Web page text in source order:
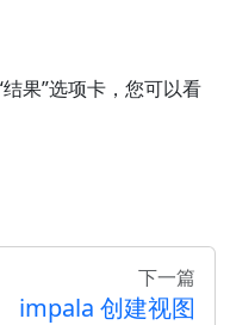
果”选项卡，您可以看
下一篇
impala 创建视图